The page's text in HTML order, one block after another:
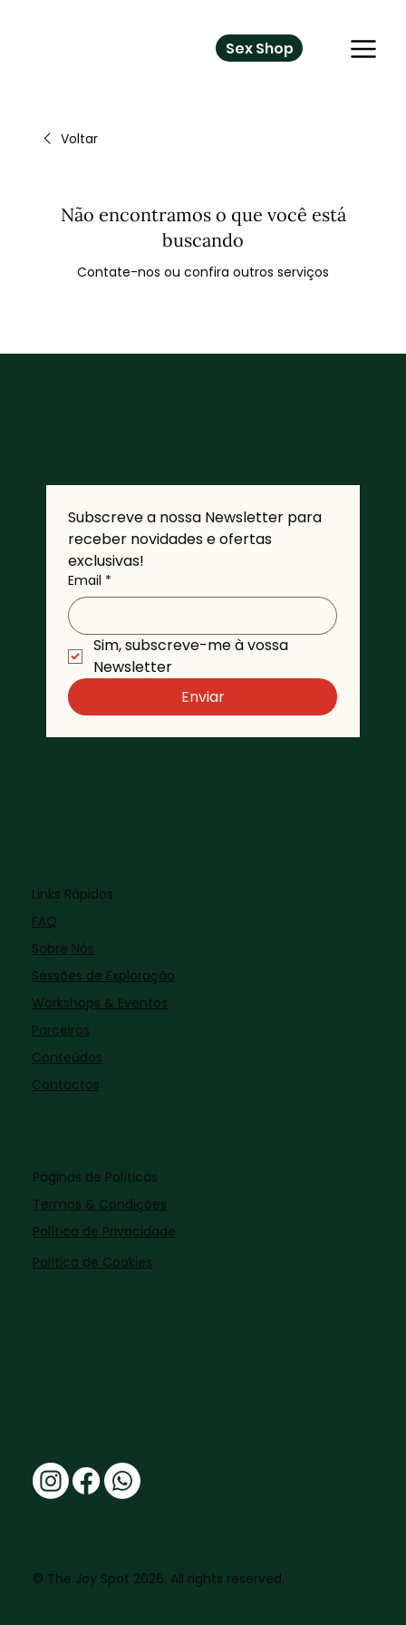
Sex Shop
Voltar
Não encontramos o que você está
buscando
Contate-nos ou confira outros serviços
© The Joy Spot 2026. All rights reserved.
Páginas de Políticas
Termos & Condições
Política de Privacidade
Política de Cookies
Links Rápidos
FAQ
Sobre Nós
Sessões de Exploração
Workshops & Eventos
Parceiros
Conteúdos
Contactos
Subscreve a nossa Newsletter para
receber novidades e ofertas
exclusivas!
Email *
Sim, subscreve-me à vossa
Enviar